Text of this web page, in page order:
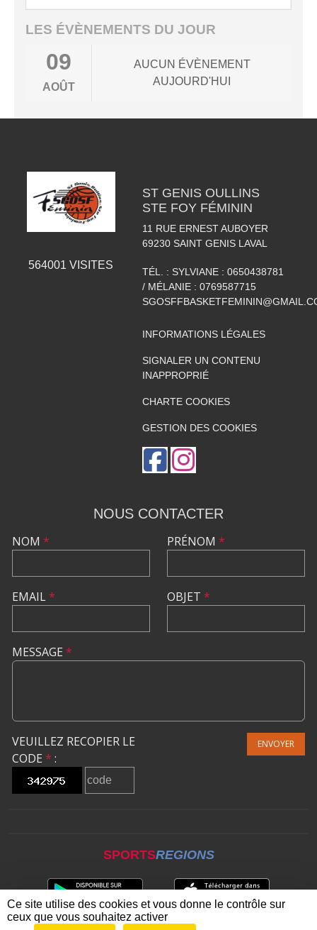
LES ÉVÈNEMENTS DU JOUR
09
AOÛT
AUCUN ÉVÈNEMENT
AUJOURD'HUI
564001 VISITES
ST GENIS OULLINS
STE FOY FÉMININ
11 RUE ERNEST AUBOYER
69230 SAINT GENIS LAVAL
TÉL. : SYLVIANE : 0650438781
/ MÉLANIE : 0769587715
INFORMATIONS LÉGALES
SIGNALER UN CONTENU
INAPPROPRIÉ
CHARTE COOKIES
GESTION DES COOKIES
NOUS CONTACTER
NOM *
EMAIL*
PRÉNOM *
OBJET *
MESSAGE *
VEUILLEZ RECOPIER LE
CODE * :
ENVOYER
SPORTSREGIONS
Ce site utilise des cookies et vous donne le contrôle sur
ceux que vous souhaitez activer